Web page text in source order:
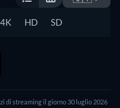
4K HD SD
di streaming il giorno 30 luglio 2026